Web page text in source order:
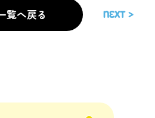
覧へ戻る Next >